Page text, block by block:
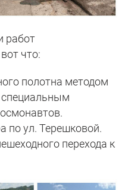
работ
что:
полотна методом
по ул. Терешковой.
перехода к